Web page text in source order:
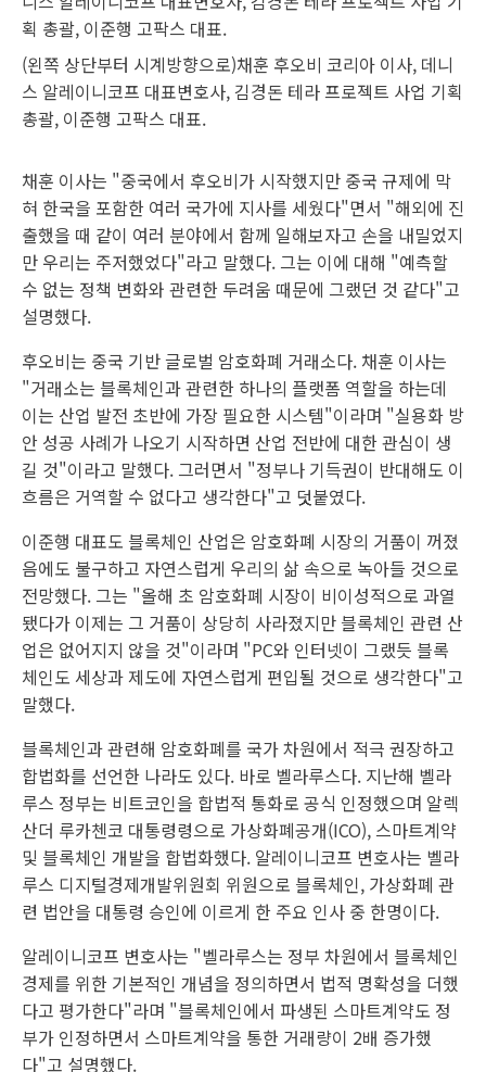
(왼쪽 상단부터 시계방향으로)채훈 후오비 코리아 이사, 데니
스 알레이니코프 대표변호사, 김경돈 테라 프로젝트 사업 기획
총괄, 이준행 고팍스 대표.
채훈 이사는 "중국에서 후오비가 시작했지만 중국 규제에 막
혀 한국을 포함한 여러 국가에 지사를 세웠다"면서 "해외에 진
출했을 때 같이 여러 분야에서 함께 일해보자고 손을 내밀었지
만 우리는 주저했었다"라고 말했다. 그는 이에 대해 "예측할
수 없는 정책 변화와 관련한 두려움 때문에 그랬던 것 같다"고
설명했다.
후오비는 중국 기반 글로벌 암호화폐 거래소다. 채훈 이사는
"거래소는 블록체인과 관련한 하나의 플랫폼 역할을 하는데
이는 산업 발전 초반에 가장 필요한 시스템"이라며 "실용화 방
안 성공 사례가 나오기 시작하면 산업 전반에 대한 관심이 생
길 것"이라고 말했다. 그러면서 "정부나 기득권이 반대해도 이
흐름은 거역할 수 없다고 생각한다"고 덧붙였다.
이준행 대표도 블록체인 산업은 암호화폐 시장의 거품이 꺼졌
음에도 불구하고 자연스럽게 우리의 삶 속으로 녹아들 것으로
전망했다. 그는 "올해 초 암호화폐 시장이 비이성적으로 과열
됐다가 이제는 그 거품이 상당히 사라졌지만 블록체인 관련 산
업은 없어지지 않을 것"이라며 "PC와 인터넷이 그랬듯 블록
체인도 세상과 제도에 자연스럽게 편입될 것으로 생각한다"고
말했다.
블록체인과 관련해 암호화폐를 국가 차원에서 적극 권장하고
합법화를 선언한 나라도 있다. 바로 벨라루스다. 지난해 벨라
루스 정부는 비트코인을 합법적 통화로 공식 인정했으며 알렉
산더 루카첸코 대통령령으로 가상화폐공개(ICO), 스마트계약
및 블록체인 개발을 합법화했다. 알레이니코프 변호사는 벨라
루스 디지털경제개발위원회 위원으로 블록체인, 가상화폐 관
련 법안을 대통령 승인에 이르게 한 주요 인사 중 한명이다.
알레이니코프 변호사는 "벨라루스는 정부 차원에서 블록체인
경제를 위한 기본적인 개념을 정의하면서 법적 명확성을 더했
다고 평가한다"라며 "블록체인에서 파생된 스마트계약도 정
부가 인정하면서 스마트계약을 통한 거래량이 2배 증가했
다"고 설명했다.